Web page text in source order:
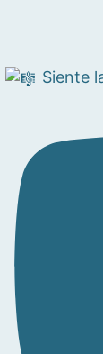
Siente